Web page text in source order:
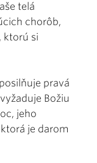
telá
chorôb,
ktorú si
pravá
Božiu
jeho
je darom